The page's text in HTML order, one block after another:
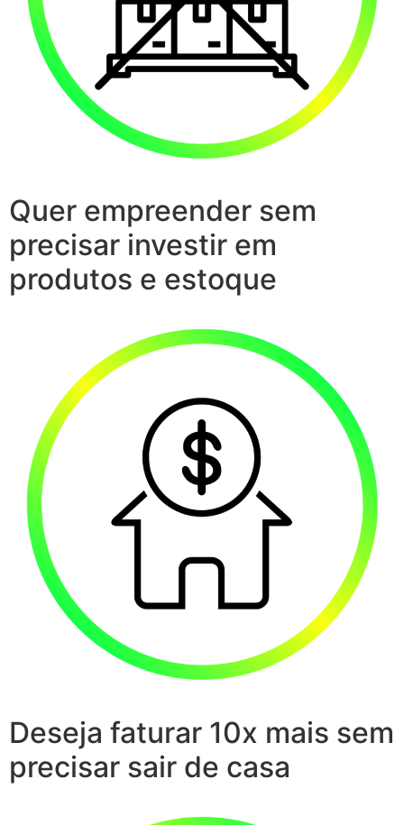
Quer empreender sem
precisar investir em
produtos e estoque
Deseja faturar 10x mais sem
precisar sair de casa